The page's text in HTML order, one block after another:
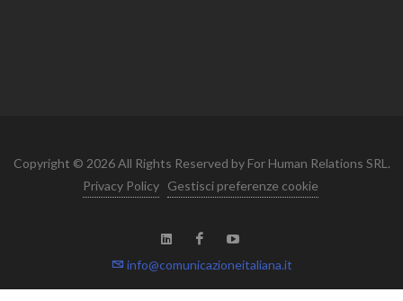
Copyright © 2026 All Rights Reserved by For Human Relations SRL.
Privacy Policy
Gestisci preferenze cookie
info@comunicazioneitaliana.it